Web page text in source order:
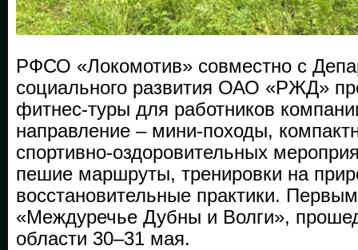
РФСО «Локомотив» совместно с
социального развития ОАО «РЖД»
фитнес-туры для работников
направление – мини-походы,
спортивно-оздоровительных
пешие маршруты, тренировки на
восстановительные практики.
«Междуречье Дубны и Волги»,
области 30–31 мая.